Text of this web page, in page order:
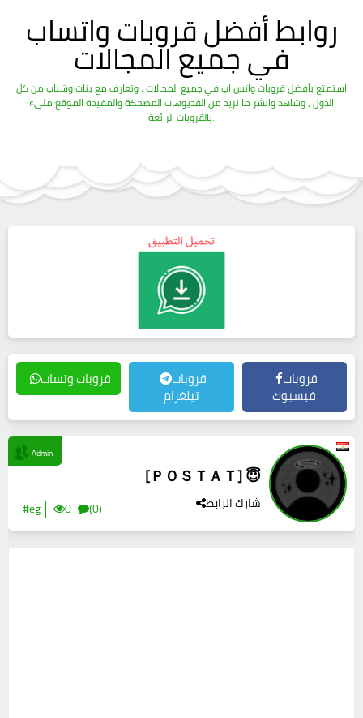
روابط أفضل قروبات واتساب
في جميع المجالات
استمتع بأفضل قروبات واتس اب في جميع المجالات ، وتعارف مع بنات وشباب من كل
الدول ، وشاهد وانشر ما تريد من الفديوهات المضحكة والمفيدة الموقع مليء
بالقروبات الرائعة.
قروبات وتساب قروبات
تيلغرام
قروبات
فيسبوك
[ＰＯＳＴＡＴ] 😇
شارك الرابط #eg 0 (0)
Admin